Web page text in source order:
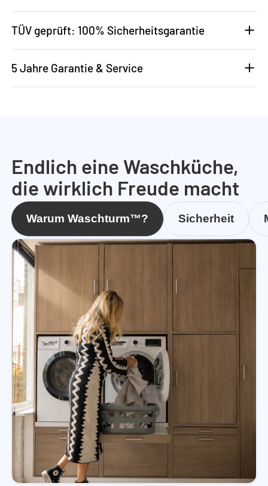
TÜV geprüft: 100% Sicherheitsgarantie
5 Jahre Garantie & Service
Endlich eine Waschküche,
die wirklich Freude macht
Warum Waschturm™? Sicherheit